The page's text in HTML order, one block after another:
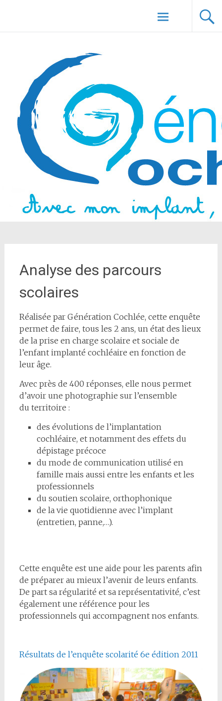
Aller au
contenu
principal
Analyse des parcours
scolaires
Réalisée par Génération Cochlée, cette enquête
permet de faire, tous les 2 ans, un état des lieux
de la prise en charge scolaire et sociale de
l’enfant implanté cochléaire en fonction de
leur âge.
Avec près de 400 réponses, elle nous permet
d’avoir une photographie sur l’ensemble
du territoire :
des évolutions de l’implantation
cochléaire, et notamment des effets du
dépistage précoce
du mode de communication utilisé en
famille mais aussi entre les enfants et les
professionnels
du soutien scolaire, orthophonique
de la vie quotidienne avec l’implant
(entretien, panne,…).
Cette enquête est une aide pour les parents afin
de préparer au mieux l’avenir de leurs enfants.
De part sa régularité et sa représentativité, c’est
également une référence pour les
professionnels qui accompagnent nos enfants.
Résultats de l’enquête scolarité 6e édition 2011